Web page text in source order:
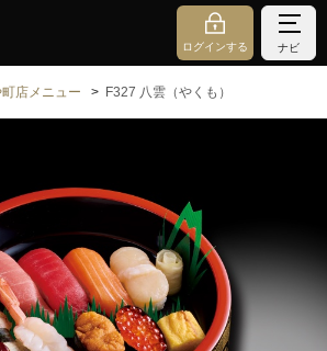
ログインする ナビ
店メニュー F327 八雲（やくも）